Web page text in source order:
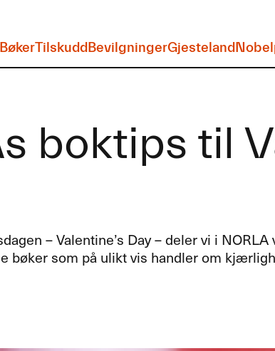
BøkerTilskuddBevilgningerGjesteland
boktips til
– Valentine’s Day – deler vi i NORLA
bøker som på ulikt vis handler om